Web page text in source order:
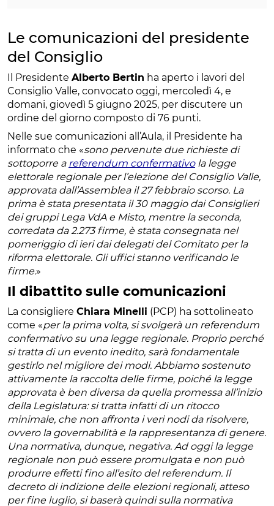
Le comunicazioni del presidente
del Consiglio
Il Presidente Alberto Bertin ha aperto i lavori del
Consiglio Valle, convocato oggi, mercoledì 4, e
domani, giovedì 5 giugno 2025, per discutere un
ordine del giorno composto di 76 punti.
Nelle sue comunicazioni all’Aula, il Presidente ha
informato che «sono pervenute due richieste di
sottoporre a referendum confermativola legge
elettorale regionale per l’elezione del Consiglio Valle,
approvata dall’Assemblea il 27 febbraio scorso. La
prima è stata presentata il 30 maggio dai Consiglieri
dei gruppi Lega VdA e Misto, mentre la seconda,
corredata da 2.273 firme, è stata consegnata nel
pomeriggio di ieri dai delegati del Comitato per la
riforma elettorale. Gli uffici stanno verificando le
firme.»
Il dibattito sulle comunicazioni
La consigliere Chiara Minelli (PCP) ha sottolineato
come «per la prima volta, si svolgerà un referendum
confermativo su una legge regionale. Proprio perché
si tratta di un evento inedito, sarà fondamentale
gestirlo nel migliore dei modi. Abbiamo sostenuto
attivamente la raccolta delle firme, poiché la legge
approvata è ben diversa da quella promessa all’inizio
della Legislatura: si tratta infatti di un ritocco
minimale, che non affronta i veri nodi da risolvere,
ovvero la governabilità e la rappresentanza di genere.
Una normativa, dunque, negativa. Ad oggi la legge
regionale non può essere promulgata e non può
produrre effetti fino all’esito del referendum. Il
decreto di indizione delle elezioni regionali, atteso
per fine luglio, si baserà quindi sulla normativa